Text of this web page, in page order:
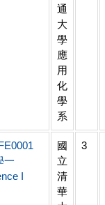
通
大
學
應
用
化
學
系
一
I
國
立
清
華
3